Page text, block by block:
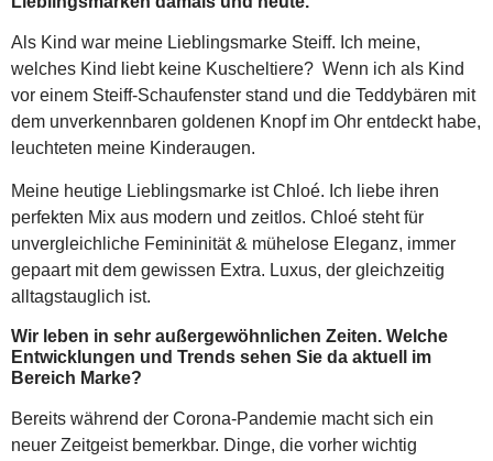
Als Kind war meine Lieblingsmarke Steiff. Ich meine,
welches Kind liebt keine Kuscheltiere? Wenn ich als Kind
vor einem Steiff-Schaufenster stand und die Teddybären mit
dem unverkennbaren goldenen Knopf im Ohr entdeckt habe,
leuchteten meine Kinderaugen.
Meine heutige Lieblingsmarke ist Chloé. Ich liebe ihren
perfekten Mix aus modern und zeitlos. Chloé steht für
unvergleichliche Femininität & mühelose Eleganz, immer
gepaart mit dem gewissen Extra. Luxus, der gleichzeitig
alltagstauglich ist.
Wir leben in sehr außergewöhnlichen Zeiten. Welche
Entwicklungen und Trends sehen Sie da aktuell im
Bereich Marke?
Bereits während der Corona-Pandemie macht sich ein
neuer Zeitgeist bemerkbar. Dinge, die vorher wichtig